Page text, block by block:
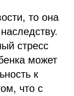
то она
стресс
может
к
что с